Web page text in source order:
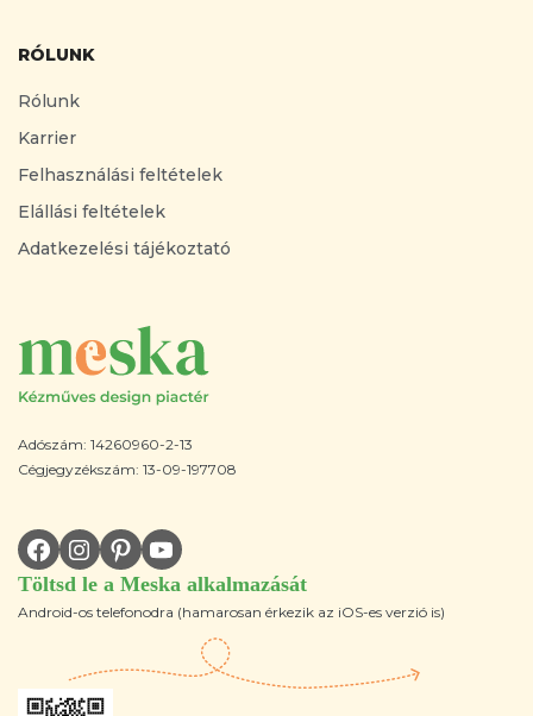
RÓLUNK
Rólunk
Karrier
Felhasználási feltételek
Elállási feltételek
Adatkezelési tájékoztató
Adószám: 14260960-2-13
Cégjegyzékszám: 13-09-197708
Töltsd le a Meska alkalmazását
Android-os telefonodra (hamarosan érkezik az iOS-es verzió is)